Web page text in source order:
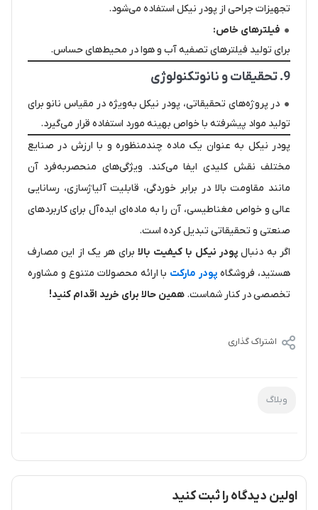
تجهیزات جراحی از پودر نیکل استفاده می‌شود.
فیلترهای خاص:
برای تولید فیلترهای تصفیه آب و هوا در محیط‌های حساس.
9. تحقیقات و نانوتکنولوژی
در پروژه‌های تحقیقاتی، پودر نیکل به‌ویژه در مقیاس نانو برای
تولید مواد پیشرفته با خواص بهینه مورد استفاده قرار می‌گیرد.
پودر نیکل به عنوان یک ماده چندمنظوره و با ارزش در صنایع
مختلف نقش کلیدی ایفا می‌کند. ویژگی‌های منحصربه‌فرد آن
مانند مقاومت بالا در برابر خوردگی، قابلیت آلیاژسازی، رسانایی
عالی و خواص مغناطیسی، آن را به ماده‌ای ایده‌آل برای کاربردهای
صنعتی و تحقیقاتی تبدیل کرده است.
اگر به دنبال پودر نیکل با کیفیت بالابرای هر یک از این مصارف
هستید، فروشگاه پودر مارکت با ارائه محصولات متنوع و مشاوره
تخصصی در کنار شماست. همین حالا برای خرید اقدام کنید!
اشتراک گذاری
وبلاگ
اولین دیدگاه را ثبت کنید